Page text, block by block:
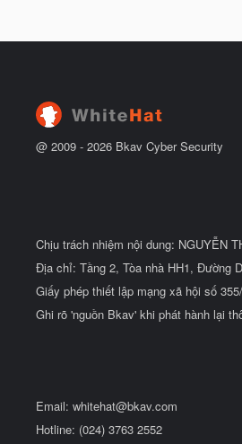
@ 2009 - 2026 Bkav Cyber Security
Chịu trách nhiệm nội dung: NGUYỄN
Địa chỉ: Tầng 2, Tòa nhà HH1, Đường
Giấy phép thiết lập mạng xã hội số
Ghi rõ 'nguồn Bkav' khi phát hành lại
Email: whitehat@bkav.com
Hotline: (024) 3763 2552